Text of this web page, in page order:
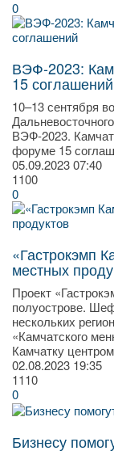
0
ВЭФ-2023:
15 соглашений
10–13 сентября
ВЭФ-2023.
форуме 15
05.09.202307:40
1100
0
«Гастрокэмп
местных
Проект
полуострове.
нескольких
«Камчатского
Камчатку
02.08.2023 19:35
1110
0
Бизнесу